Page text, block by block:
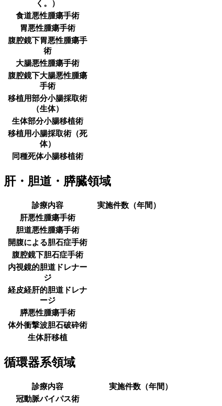
く。）
食道悪性腫瘍手術
胃悪性腫瘍手術
腹腔鏡下胃悪性腫瘍手
術
大腸悪性腫瘍手術
腹腔鏡下大腸悪性腫瘍
手術
移植用部分小腸採取術
（生体）
生体部分小腸移植術
移植用小腸採取術（死
体）
同種死体小腸移植術
肝・胆道・膵臓領域
診療内容
実施件数（年間）
肝悪性腫瘍手術
胆道悪性腫瘍手術
開腹による胆石症手術
腹腔鏡下胆石症手術
内視鏡的胆道ドレナー
ジ
経皮経肝的胆道ドレナ
ージ
膵悪性腫瘍手術
体外衝撃波胆石破砕術
生体肝移植
循環器系領域
診療内容
実施件数（年間）
冠動脈バイパス術